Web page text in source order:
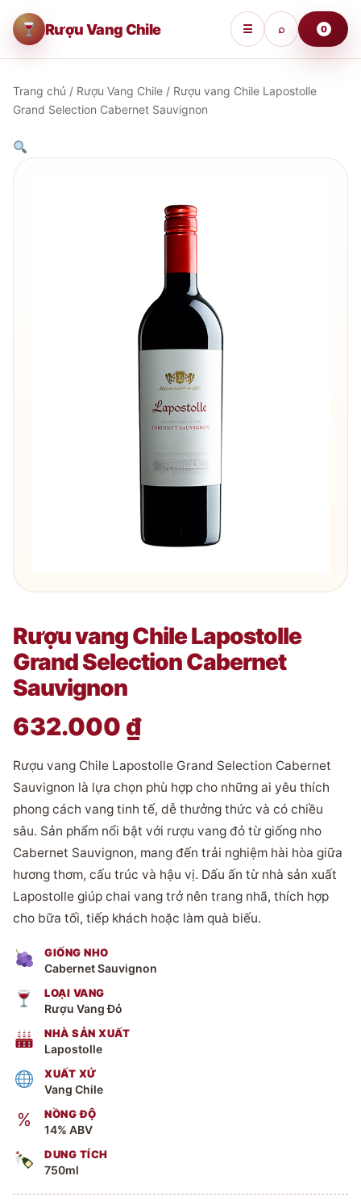
Rượu Vang Chile ☰ ⌕ 0
Trang chủ / Rượu Vang Chile / Rượu vang Chile Lapostolle
Grand Selection Cabernet Sauvignon
Rượu vang Chile Lapostolle
Grand Selection Cabernet
Sauvignon
632.000 ₫
Rượu vang Chile Lapostolle Grand Selection Cabernet
Sauvignon là lựa chọn phù hợp cho những ai yêu thích
phong cách vang tinh tế, dễ thưởng thức và có chiều
sâu. Sản phẩm nổi bật với rượu vang đỏ từ giống nho
Cabernet Sauvignon, mang đến trải nghiệm hài hòa giữa
hương thơm, cấu trúc và hậu vị. Dấu ấn từ nhà sản xuất
Lapostolle giúp chai vang trở nên trang nhã, thích hợp
cho bữa tối, tiếp khách hoặc làm quà biếu.
GIỐNG NHO
Cabernet Sauvignon
LOẠI VANG
Rượu Vang Đỏ
NHÀ SẢN XUẤT
Lapostolle
XUẤT XỨ
Vang Chile
% NỒNG ĐỘ
14% ABV
DUNG TÍCH
750ml